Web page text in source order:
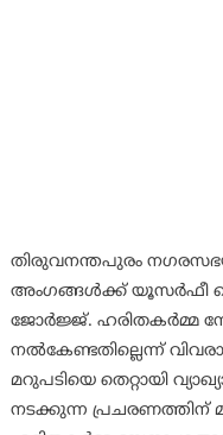
തിരുവനന്തപുരം
അംഗങ്ങള്‍ക്ക് യൂസര്‍ഫീ
ജോര്‍ജ്ജ്. ഹരിതകര്‍മ്മ
നല്‍കേണ്ടതില്ലെന്ന്
മറുപടിയെ തെറ്റായി
നടക്കുന്ന പ്രചരണത്തിന്